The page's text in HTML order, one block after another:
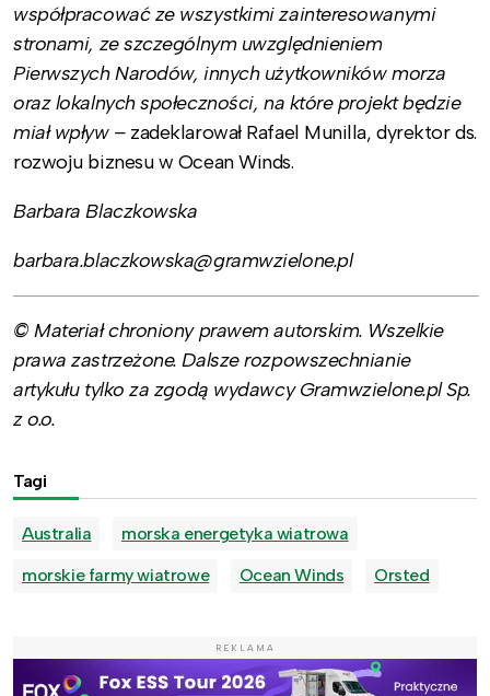
współpracować ze wszystkimi zainteresowanymi
stronami, ze szczególnym uwzględnieniem
Pierwszych Narodów, innych użytkowników morza
oraz lokalnych społeczności, na które projekt będzie
miał wpływ – zadeklarował Rafael Munilla, dyrektor ds.
rozwoju biznesu w Ocean Winds.
Barbara Blaczkowska
barbara.blaczkowska@gramwzielone.pl
© Materiał chroniony prawem autorskim. Wszelkie
prawa zastrzeżone. Dalsze rozpowszechnianie
artykułu tylko za zgodą wydawcy Gramwzielone.pl Sp.
z o.o.
Tagi
Australia morska energetyka wiatrowa
morskie farmy wiatrowe Ocean Winds Orsted
REKLAMA